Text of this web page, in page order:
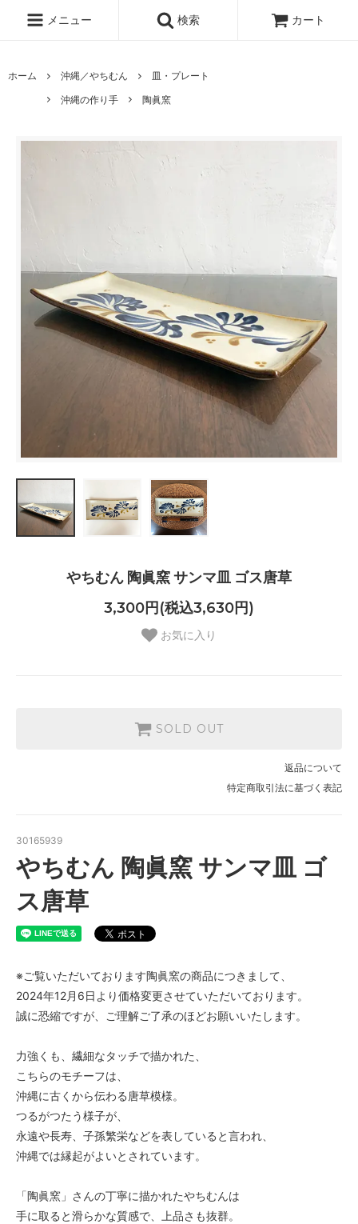
メニュー 検索 カート
ホーム 沖縄／やちむん
皿・プレート
沖縄の作り手
陶眞窯
やちむん 陶眞窯 サンマ皿 ゴス唐草
3,300円(税込3,630円)
お気に入り
SOLD OUT
返品について
特定商取引法に基づく表記
30165939
やちむん 陶眞窯 サンマ皿 ゴ
ス唐草
※ご覧いただいております陶眞窯の商品につきまして、
2024年12月6日より価格変更させていただいております。
誠に恐縮ですが、ご理解ご了承のほどお願いいたします。
力強くも、繊細なタッチで描かれた、
こちらのモチーフは、
沖縄に古くから伝わる唐草模様。
つるがつたう様子が、
永遠や長寿、子孫繁栄などを表していると言われ、
沖縄では縁起がよいとされています。
「陶眞窯」さんの丁寧に描かれたやちむんは
手に取ると滑らかな質感で、上品さも抜群。